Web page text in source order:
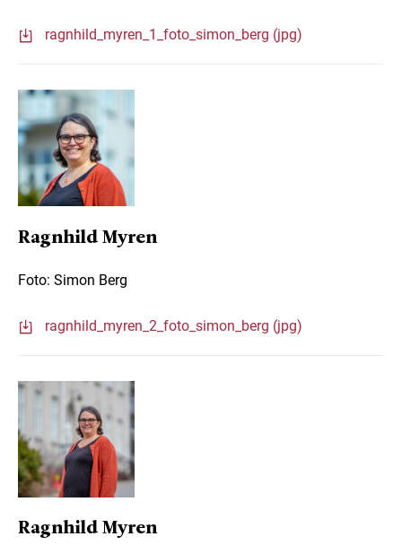
ragnhild_myren_1_foto_simon_berg (jpg)
Ragnhild Myren
Foto: Simon Berg
ragnhild_myren_2_foto_simon_berg (jpg)
Ragnhild Myren